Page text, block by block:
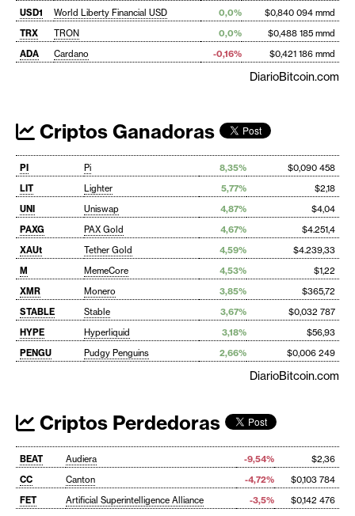
USD1
World Liberty Financial USD 0,0%
$0,840 094 mmd
TRX
TRON 0,0%
$0,488 185 mmd
ADA
Cardano -0,16% $0,421 186 mmd
DiarioBitcoin.com
Criptos Ganadoras
PI Pi 8,35%
$0,090 458
LIT
Lighter 5,77%
$2,18
UNI
Uniswap 4,87%
$4,04
PAXG
PAX Gold 4,67%
$4.251,4
XAUt
Tether Gold 4,59%
$4.239,33
M
MemeCore 4,53%
$1,22
XMR
Monero 3,85%
$365,72
STABLE
Stable 3,67%
$0,032 787
HYPE
Hyperliquid 3,18%
$56,93
PENGU
Pudgy Penguins 2,66% $0,006 249
DiarioBitcoin.com
Criptos Perdedoras
BEAT Audiera -9,54%
$2,36
CC
Canton -4,72%
$0,103 784
FET
Artificial Superintelligence Alliance -3,5%
$0,142 476